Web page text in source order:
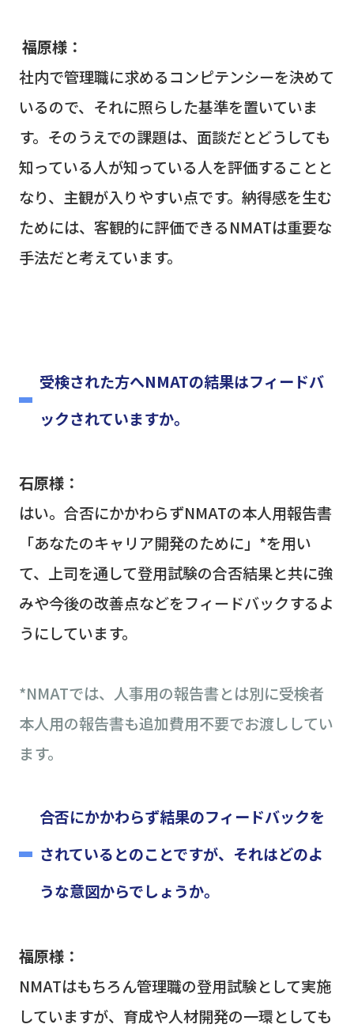
福原様：
社内で管理職に求めるコンピテンシーを決めて
いるので、それに照らした基準を置いていま
す。そのうえでの課題は、面談だとどうしても
知っている人が知っている人を評価することと
なり、主観が入りやすい点です。納得感を生む
ためには、客観的に評価できるNMATは重要な
手法だと考えています。
受検された方へNMATの結果はフィードバ
ックされていますか。
石原様：
はい。合否にかかわらずNMATの本人用報告書
「あなたのキャリア開発のために」 *を用い
て、上司を通して登用試験の合否結果と共に強
みや今後の改善点などをフィードバックするよ
うにしています。
*NMATでは、人事用の報告書とは別に受検者
本人用の報告書も追加費用不要でお渡ししてい
ます。
合否にかかわらず結果のフィードバックを
されているとのことですが、それはどのよ
うな意図からでしょうか。
福原様：
NMATはもちろん管理職の登用試験として実施
していますが、育成や人材開発の一環としても